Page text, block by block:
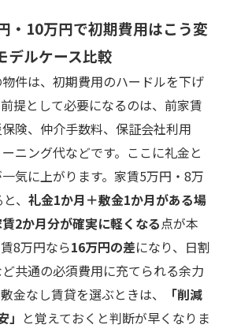
・10万円で初期費用はこう変
デルケース比較
件は、初期費用のハードルを下げ
提として必要になるのは、前家賃
険、仲介手数料、保証会社利用
ニング代などです。ここに礼金と
気に上がります。家賃5万円・8万
、 礼金1か月＋敷金1か月がある場
2か月分が確実に軽くなる点が本
8万円なら16万円の差になり、日割
共通の必須費用に充てられる余力
金なし賃貸を選ぶときは、
「削減
と覚えておくと判断が早くなりま